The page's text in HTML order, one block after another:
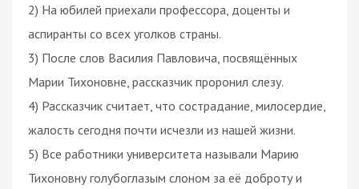
2) На юбилей приехали профессора, доценты и
аспиранты со всех уголков страны.
3) После слов Василия Павловича, посвящённых
Марии Тихоновне, рассказчик проронил слезу.
4) Рассказчик считает, что сострадание, милосердие,
жалость сегодня почти исчезли из нашей жизни.
5) Все работники университета называли Марию
Тихоновну голубоглазым слоном за её доброту и